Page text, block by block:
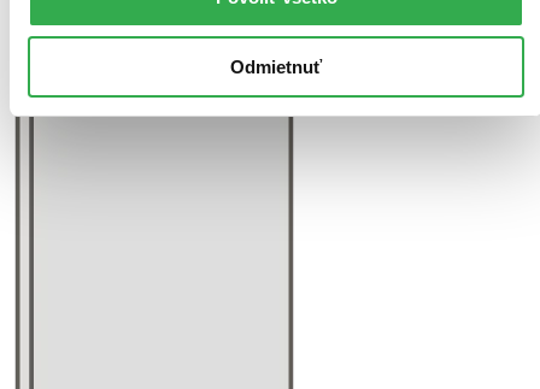
Odmietnuť